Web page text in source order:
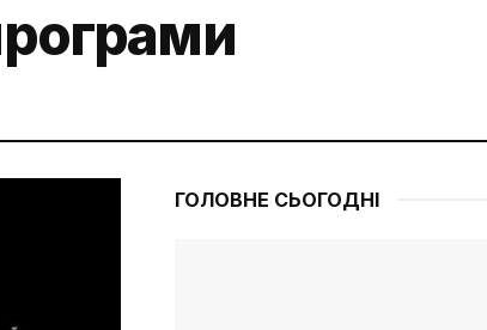
ГОЛОВНЕ СЬОГОДНІ